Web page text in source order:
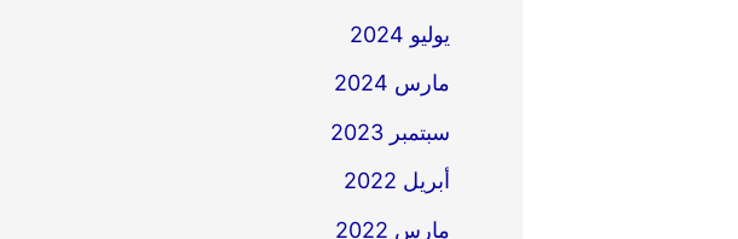
يوليو 2024
مارس 2024
سبتمبر 2023
أبريل 2022
مارس 2022